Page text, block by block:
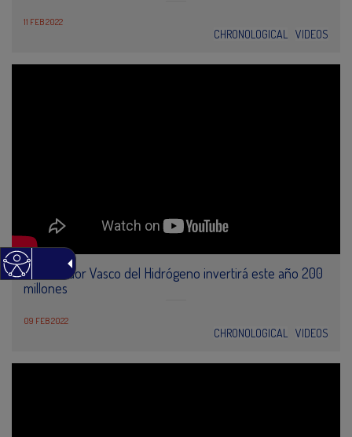
11 FEB 2022
CHRONOLOGICAL VIDEOS
El Corredor Vasco del Hidrógeno invertirá este año 200
millones
09 FEB 2022
CHRONOLOGICAL VIDEOS